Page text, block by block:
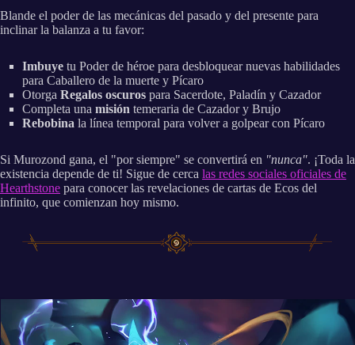
Blande el poder de las mecánicas del pasado y del presente para
inclinar la balanza a tu favor:
Imbuye tu Poder de héroe para desbloquear nuevas habilidades
para Caballero de la muerte y Pícaro
Otorga Regalos oscuros para Sacerdote, Paladín y Cazador
Completa una misión temeraria de Cazador y Brujo
Rebobina la línea temporal para volver a golpear con Pícaro
Si Murozond gana, el "por siempre" se convertirá en "nunca". ¡Toda la
existencia depende de ti! Sigue de cerca las redes sociales oficiales de
Hearthstone para conocer las revelaciones de cartas de Ecos del
infinito, que comienzan hoy mismo.